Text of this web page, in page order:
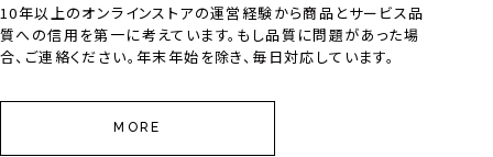
10年以上のオンラインストアの運営経験から商品とサービス品
質への信用を第一に考えています。もし品質に問題があった場
合、ご連絡ください。年末年始を除き、毎日対応しています。
MORE